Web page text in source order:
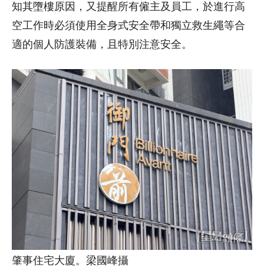
知其墮樓原因，又提醒所有僱主及員工，於進行高
空工作時必須使用全身式安全帶和獨立救生繩等合
適的個人防護裝備，且特別注意安全。
肇事住宅大廈。梁國峰攝